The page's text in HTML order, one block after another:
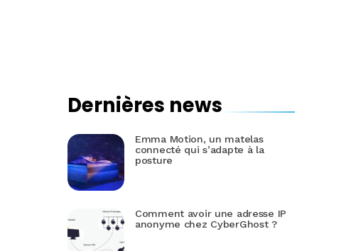
Dernières news
Emma Motion, un matelas
connecté qui s’adapte à la
posture
Comment avoir une adresse IP
anonyme chez CyberGhost ?